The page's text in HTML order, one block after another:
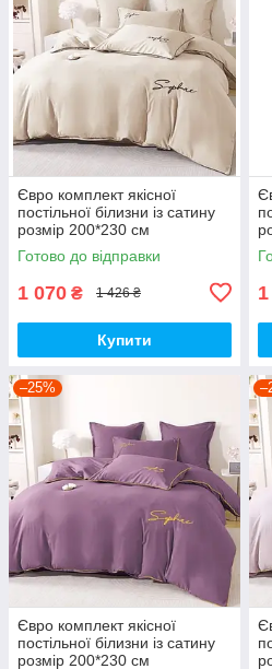
Євро комплект якісної
постільної білизни із сатину
розмір 200*230 см
Готово до відправки
1 070 ₴ 1 426 ₴
Купити
–25%
Євро комплект якісної
постільної білизни із сатину
розмір 200*230 см